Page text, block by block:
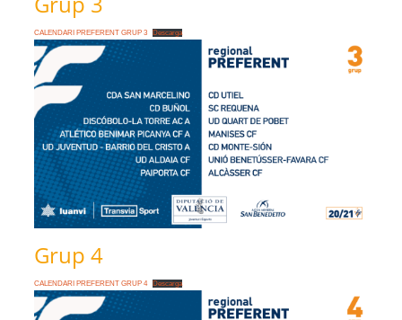
CALENDARI PREFERENT GRUP 3 Descarga
Grup 4
CALENDARI PREFERENT GRUP 4 Descarga